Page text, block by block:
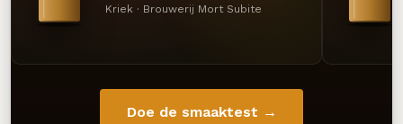
Kriek · Brouwerij Mort Subite
Doe de smaaktest →